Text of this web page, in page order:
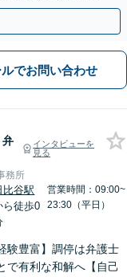
ルでお問い合わせ
弁
インタビューを
見る
務所
比谷駅
ら徒歩0
営業時間：09:00~
23:30（平日）
験豊富】調停は弁護士
で有利な和解へ【自己